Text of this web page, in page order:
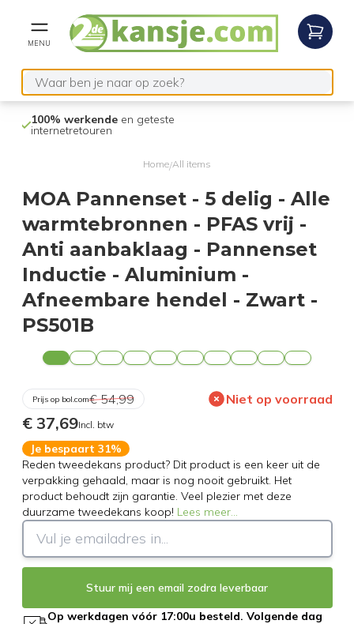
MENU
100% werkende en geteste
internetretouren
Home/All items
MOA Pannenset - 5 delig - Alle
warmtebronnen - PFAS vrij -
Anti aanbaklaag - Pannenset
Inductie - Aluminium -
Afneembare hendel - Zwart -
PS501B
Prijs op bol.com€ 54,99 Niet op voorraad
€ 37,69Incl. btw
Je bespaart 31%
Reden tweedekans product? Dit product is een keer uit de
verpakking gehaald, maar is nog nooit gebruikt. Het
product behoudt zijn garantie. Veel plezier met deze
duurzame tweedekans koop! Lees meer...
Stuur mij een email zodra leverbaar
Op werkdagen vóór 17:00u besteld. Volgende dag